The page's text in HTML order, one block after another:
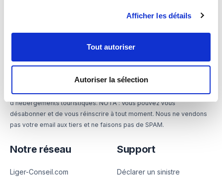
Afficher les détails
Tout autoriser
Autoriser la sélection
(choix modifiable à tout moment).
d’hébergements touristiques. NOTA : Vous pouvez vous
désabonner et de vous réinscrire à tout moment. Nous ne vendons
pas votre email aux tiers et ne faisons pas de SPAM.
Notre réseau
Liger-Conseil.com
Support
Déclarer un sinistre